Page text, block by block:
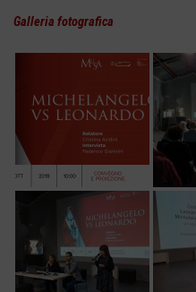
Galleria fotografica